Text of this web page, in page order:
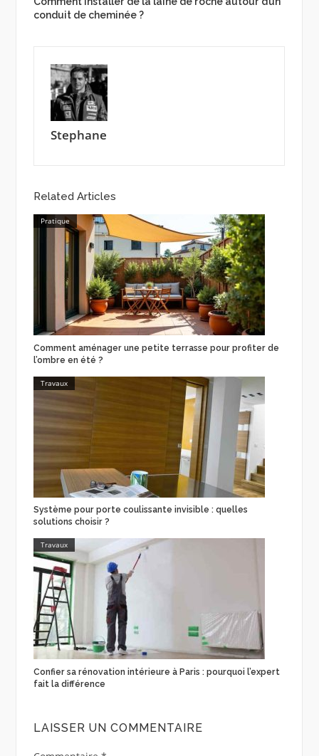
conduit de cheminée ?
Stephane
Related Articles
Pratique
Comment aménager une petite terrasse pour profiter de
l’ombre en été ?
Travaux
Système pour porte coulissante invisible : quelles
solutions choisir ?
Travaux
Confier sa rénovation intérieure à Paris : pourquoi l’expert
fait la différence
LAISSER UN COMMENTAIRE